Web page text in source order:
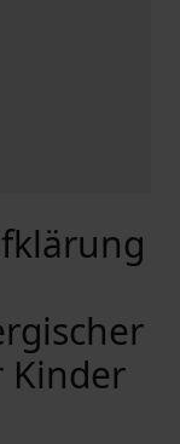
Kinder